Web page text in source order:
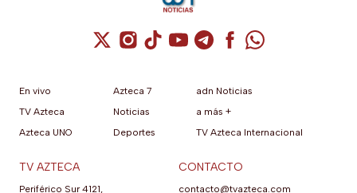
Cuenta de X / Twitter (se abre en una
Cuenta de Instagram (se abre en una
Cuenta de TikTok (se abre en
Cuenta de YouTube (se abre
Cuenta de Telegram (se
Cuenta de
Cuenta de
En vivo
TV Azteca
Azteca UNO
Azteca 7
Noticias
Deportes
adn Noticias
a más +
TV Azteca Internacional
TV AZTECA
Periférico Sur 4121,
CONTACTO
contacto@tvazteca.com